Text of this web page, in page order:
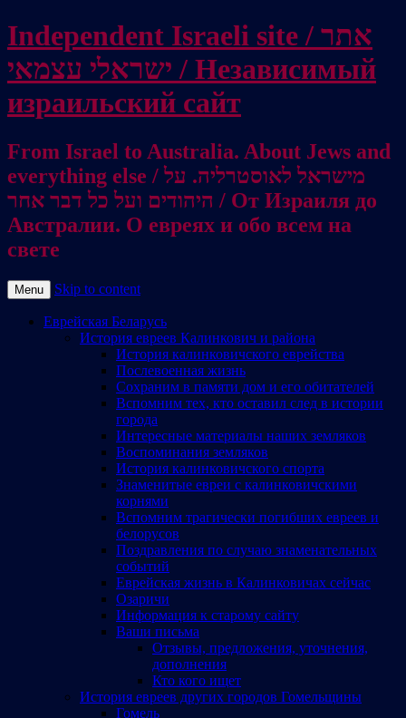
Independent Israeli site / אתר
ישראלי עצמאי / Независимый
израильский сайт
From Israel to Australia. About Jews and
everything else / מישראל לאוסטרליה. על
היהודים ועל כל דבר אחר / От Израиля до
Австралии. О евреях и обо всем на
свете
Menu Skip to content
Еврейская Беларусь
История евреев Калинкович и района
История калинковичского еврейства
Послевоенная жизнь
Сохраним в памяти дом и его обитателей
Вспомним тех, кто оставил след в истории
города
Интересные материалы наших земляков
Воспоминания земляков
История калинковичского спорта
Знаменитые евреи с калинковичскими
корнями
Вспомним трагически погибших евреев и
белорусов
Поздравления по случаю знаменательных
событий
Еврейская жизнь в Калинковичах сейчас
Озаричи
Информация к старому сайту
Ваши письма
Отзывы, предложения, уточнения,
дополнения
Кто кого ищет
История евреев других городов Гомельщины
Гомель